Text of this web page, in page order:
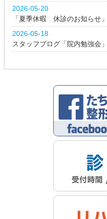
2026-05-20
「夏季休暇 休診のお知らせ
2026-05-18
スタッフブログ「院内勉強会